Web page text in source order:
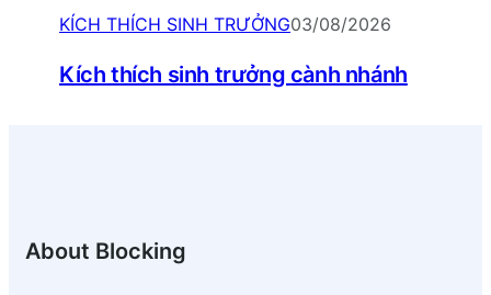
KÍCH THÍCH SINH TRƯỞNG03/08/2026
Kích thích sinh trưởng cành nhánh
About Blocking